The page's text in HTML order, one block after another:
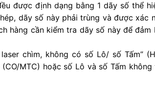
được định dạng bằng 1 dãy số thể
dãy số này phải trùng và được xác
hàng cần kiểm tra dãy số này để đảm
chìm, không có số Lô/ số Tấm”
MTC) hoặc số Lô và số Tấm